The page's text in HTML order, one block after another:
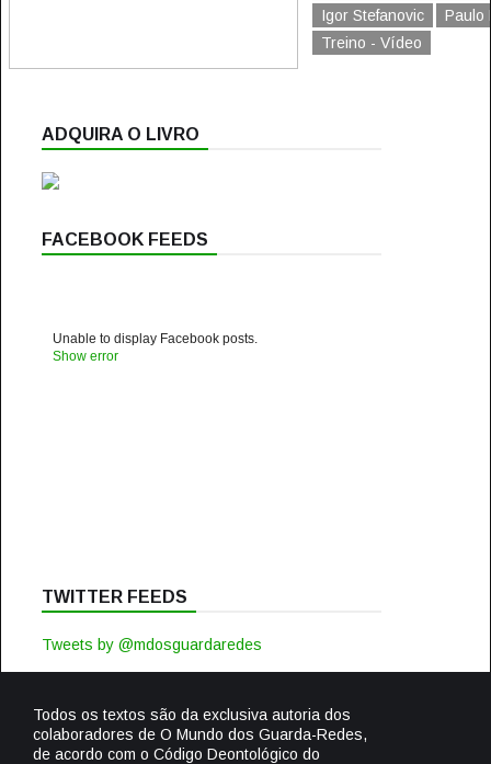
Igor Stefanovic
Paulo
Treino - Vídeo
ADQUIRA O LIVRO
FACEBOOK FEEDS
Unable to display Facebook posts.
Show error
TWITTER FEEDS
Tweets by @mdosguardaredes
Todos os textos são da exclusiva autoria dos
colaboradores de O Mundo dos Guarda-Redes,
de acordo com o Código Deontológico do